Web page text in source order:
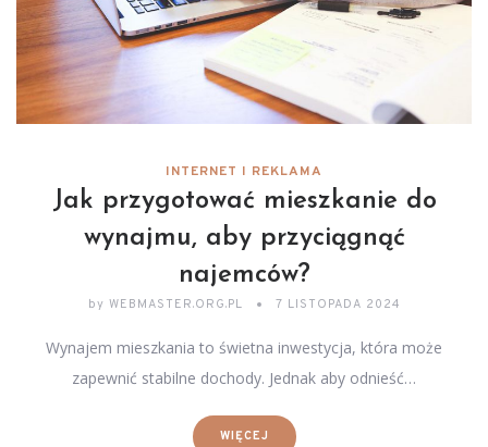
INTERNET I REKLAMA
Jak przygotować mieszkanie do
wynajmu, aby przyciągnąć
najemców?
by WEBMASTER.ORG.PL 7 LISTOPADA 2024
Wynajem mieszkania to świetna inwestycja, która może
zapewnić stabilne dochody. Jednak aby odnieść…
WIĘCEJ